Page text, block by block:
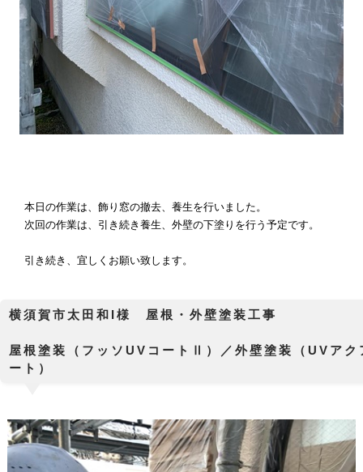
本日の作業は、飾り窓の撤去、養生を行いました。
次回の作業は、引き続き養生、外壁の下塗りを行う予定です。
引き続き、宜しくお願い致します。
横須賀市太田和I様 屋根・外壁塗装工事
屋根塗装（フッソUVコートⅡ）／外壁塗装（UVアク
ート）